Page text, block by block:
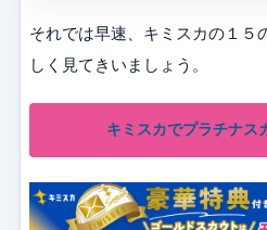
それでは早速、キミスカの１５
しく見てきいましょう。
キミスカでプラチナス